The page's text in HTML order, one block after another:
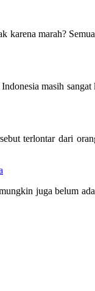
karena marah?
masih
terlontar dari
juga belum